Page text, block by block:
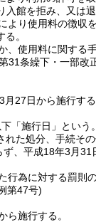
入館を拒み、又は
より使用料の徴収
。
、使用料に関する
31条繰下・一部改
27日から施行する
「施行日」という
れた処分、手続そ
、平成18年3月31
行為に対する罰則
第47号)
ら施行する。